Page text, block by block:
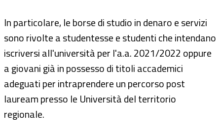
In particolare, le borse di studio in denaro e servizi
sono rivolte a studentesse e studenti che intendano
iscriversi all'università per l'a.a. 2021/2022 oppure
a giovani già in possesso di titoli accademici
adeguati per intraprendere un percorso post
lauream presso le Università del territorio
regionale.